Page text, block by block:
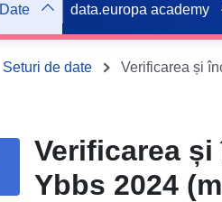
Date data.europa academy
Seturi de date
Verificarea
Ybbs 2024